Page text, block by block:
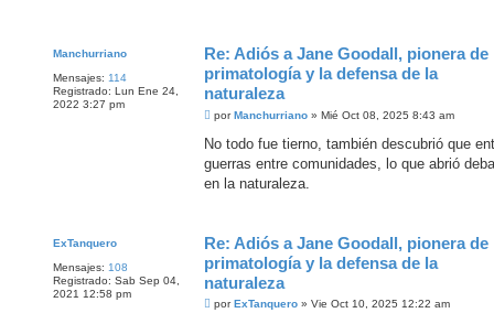
Manchurriano
Mensajes: 114
Registrado: Lun Ene 24,
2022 3:27 pm
Re: Adiós a Jane Goodall, pionera de
primatología y la defensa de la
naturaleza
M
n
a
j
porManchurriano» Mié Oct 08, 2025 8:43 am
No todo fue tierno, también descubrió que
guerras entre comunidades, lo que abrió
en la naturaleza.
ExTanquero
Mensajes: 108
Registrado: Sab Sep 04,
2021 12:58 pm
Re: Adiós a Jane Goodall, pionera de
primatología y la defensa de la
naturaleza
MporExTanquero» Vie Oct 10, 2025 12:22 am